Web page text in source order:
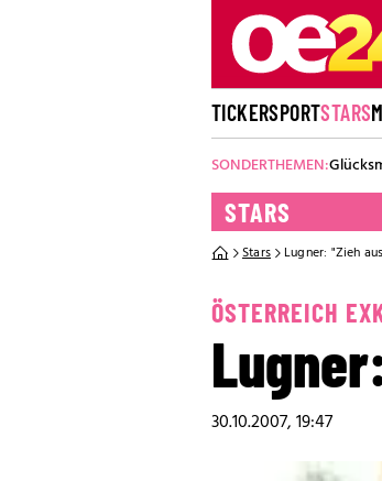
TICKERSPORTSTARS
SONDERTHEMEN:
STARS
Stars Lugner: "Zieh
ÖSTERREICH
30.10.2007, 19:47